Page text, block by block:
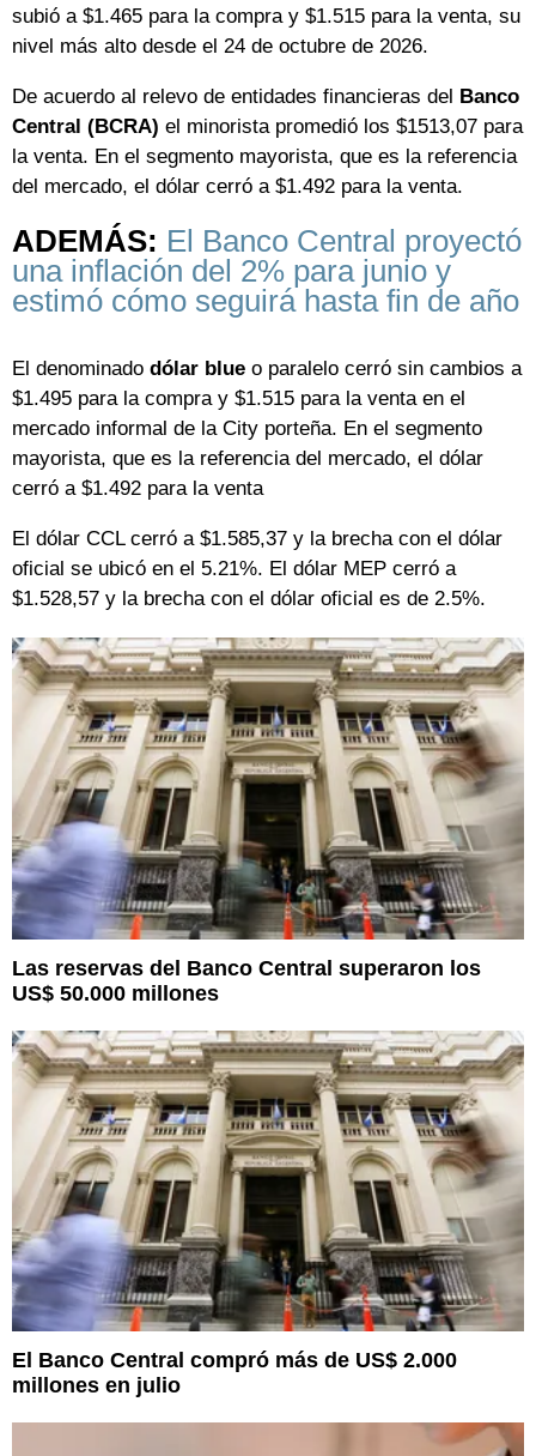
subió a $1.465 para la compra y $1.515 para la venta, su
nivel más alto desde el 24 de octubre de 2026.
De acuerdo al relevo de entidades financieras del Banco
Central (BCRA) el minorista promedió los $1513,07 para
la venta. En el segmento mayorista, que es la referencia
del mercado, el dólar cerró a $1.492 para la venta.
ADEMÁS: El Banco Central proyectó
una inflación del 2% para junio y
estimó cómo seguirá hasta fin de año
El denominado dólar blue o paralelo cerró sin cambios a
$1.495 para la compra y $1.515 para la venta en el
mercado informal de la City porteña. En el segmento
mayorista, que es la referencia del mercado, el dólar
cerró a $1.492 para la venta
El dólar CCL cerró a $1.585,37 y la brecha con el dólar
oficial se ubicó en el 5.21%. El dólar MEP cerró a
$1.528,57 y la brecha con el dólar oficial es de 2.5%.
Las reservas del Banco Central superaron los
US$ 50.000 millones
El Banco Central compró más de US$ 2.000
millones en julio